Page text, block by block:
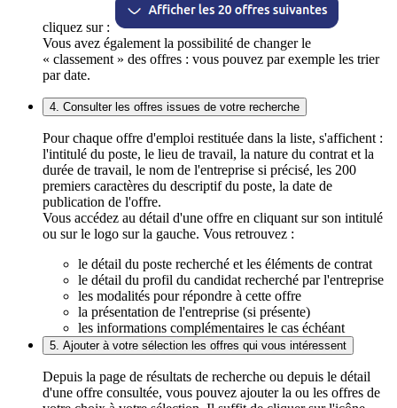
cliquez sur :
Vous avez également la possibilité de changer le
« classement » des offres : vous pouvez par exemple les trier
par date.
4. Consulter les offres issues de votre recherche
Pour chaque offre d'emploi restituée dans la liste, s'affichent :
l'intitulé du poste, le lieu de travail, la nature du contrat et la
durée de travail, le nom de l'entreprise si précisé, les 200
premiers caractères du descriptif du poste, la date de
publication de l'offre.
Vous accédez au détail d'une offre en cliquant sur son intitulé
ou sur le logo sur la gauche. Vous retrouvez :
le détail du poste recherché et les éléments de contrat
le détail du profil du candidat recherché par l'entreprise
les modalités pour répondre à cette offre
la présentation de l'entreprise (si présente)
les informations complémentaires le cas échéant
5. Ajouter à votre sélection les offres qui vous intéressent
Depuis la page de résultats de recherche ou depuis le détail
d'une offre consultée, vous pouvez ajouter la ou les offres de